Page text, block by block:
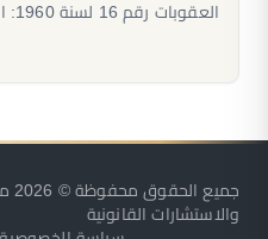
والاستشارات القانونية